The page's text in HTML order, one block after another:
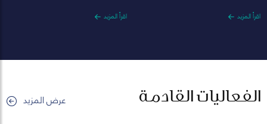
اقرأ المزيد اقرأ المزيد
الفعاليات القادمة عرض المزيد